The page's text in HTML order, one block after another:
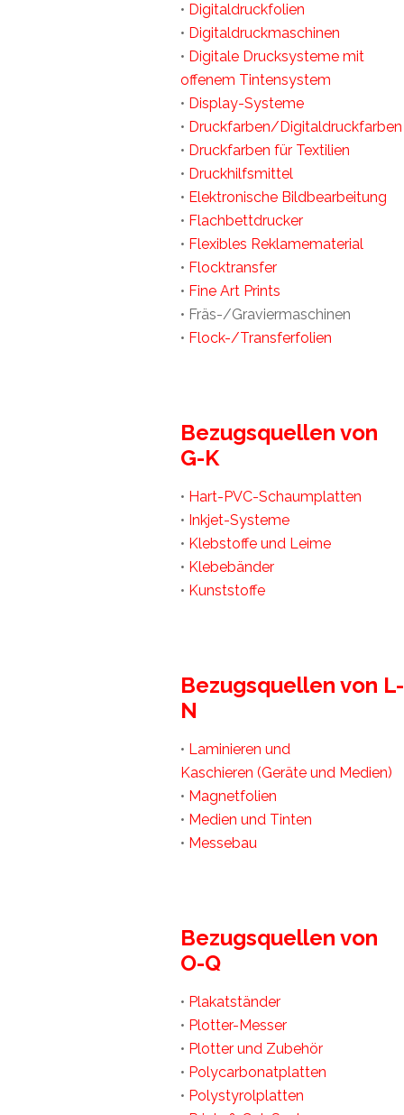
• Digitaldruckfolien
• Digitaldruckmaschinen
• Digitale Drucksysteme mit
offenem Tintensystem
• Display-Systeme
• Druckfarben/Digitaldruckfarben
• Druckfarben für Textilien
• Druckhilfsmittel
• Elektronische Bildbearbeitung
• Flachbettdrucker
• Flexibles Reklamematerial
• Flocktransfer
• Fine Art Prints
• Fräs-/Graviermaschinen
• Flock-/Transferfolien
Bezugsquellen von
G-K
• Hart-PVC-Schaumplatten
• Inkjet-Systeme
• Klebstoffe und Leime
• Klebebänder
• Kunststoffe
Bezugsquellen von L-
N
• Laminieren und
Kaschieren (Geräte und Medien)
• Magnetfolien
• Medien und Tinten
• Messebau
Bezugsquellen von
O-Q
• Plakatständer
• Plotter-Messer
• Plotter und Zubehör
• Polycarbonatplatten
• Polystyrolplatten